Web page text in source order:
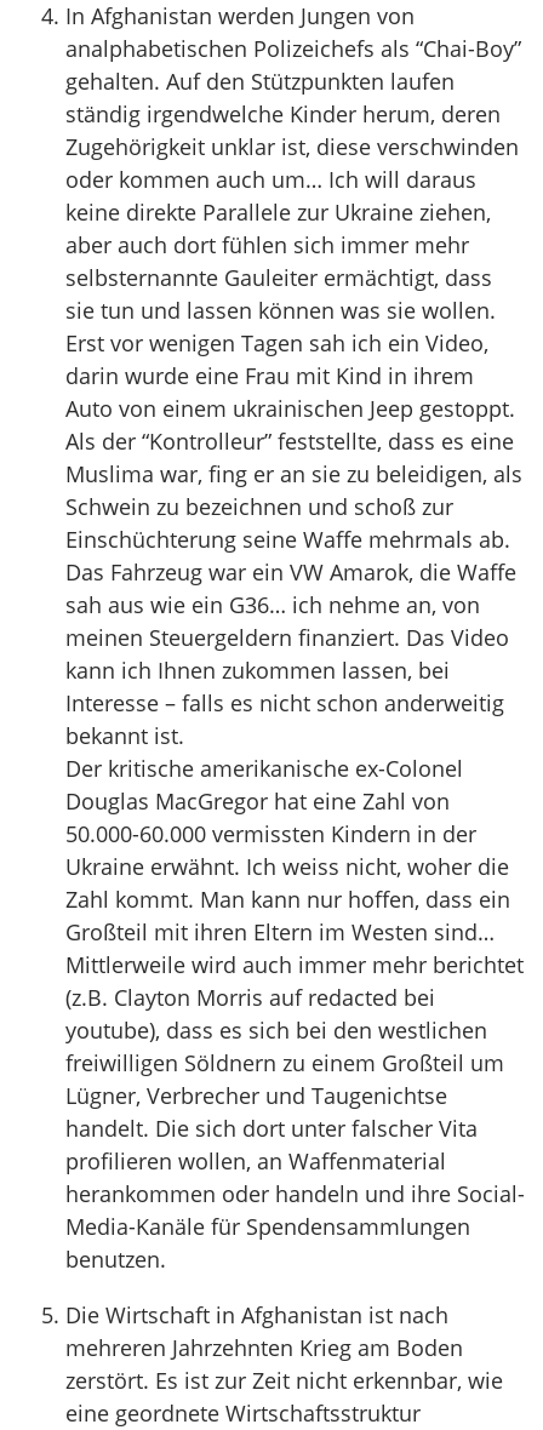
In Afghanistan werden Jungen von
analphabetischen Polizeichefs als “Chai-Boy”
gehalten. Auf den Stützpunkten laufen
ständig irgendwelche Kinder herum, deren
Zugehörigkeit unklar ist, diese verschwinden
oder kommen auch um… Ich will daraus
keine direkte Parallele zur Ukraine ziehen,
aber auch dort fühlen sich immer mehr
selbsternannte Gauleiter ermächtigt, dass
sie tun und lassen können was sie wollen.
Erst vor wenigen Tagen sah ich ein Video,
darin wurde eine Frau mit Kind in ihrem
Auto von einem ukrainischen Jeep gestoppt.
Als der “Kontrolleur” feststellte, dass es eine
Muslima war, fing er an sie zu beleidigen, als
Schwein zu bezeichnen und schoß zur
Einschüchterung seine Waffe mehrmals ab.
Das Fahrzeug war ein VW Amarok, die Waffe
sah aus wie ein G36… ich nehme an, von
meinen Steuergeldern finanziert. Das Video
kann ich Ihnen zukommen lassen, bei
Interesse – falls es nicht schon anderweitig
bekannt ist.
Der kritische amerikanische ex-Colonel
Douglas MacGregor hat eine Zahl von
50.000-60.000 vermissten Kindern in der
Ukraine erwähnt. Ich weiss nicht, woher die
Zahl kommt. Man kann nur hoffen, dass ein
Großteil mit ihren Eltern im Westen sind…
Mittlerweile wird auch immer mehr berichtet
(z.B. Clayton Morris auf redacted bei
youtube), dass es sich bei den westlichen
freiwilligen Söldnern zu einem Großteil um
Lügner, Verbrecher und Taugenichtse
handelt. Die sich dort unter falscher Vita
profilieren wollen, an Waffenmaterial
herankommen oder handeln und ihre Social-
Media-Kanäle für Spendensammlungen
benutzen.
Die Wirtschaft in Afghanistan ist nach
mehreren Jahrzehnten Krieg am Boden
zerstört. Es ist zur Zeit nicht erkennbar, wie
eine geordnete Wirtschaftsstruktur